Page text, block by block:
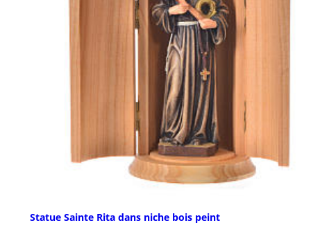
Statue Sainte Rita dans niche bois peint